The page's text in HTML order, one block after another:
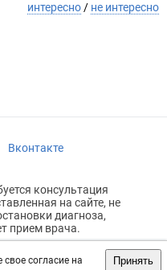
согласие на
Принять
интересно / не интересно
Вконтакте
консультация
на сайте, не
диагноза,
прием врача.